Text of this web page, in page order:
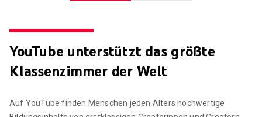
YouTube unterstützt das größte
Klassenzimmer der Welt
Auf YouTube finden Menschen jeden Alters hochwertige